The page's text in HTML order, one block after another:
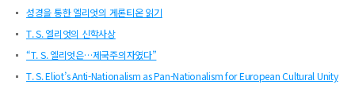
성경을 통한 엘리엇의 게론티온 읽기
T. S. 엘리엇의 신학사상
“T. S. 엘리엇은…제국주의자였다”
T. S. Eliot’s Anti-Nationalism as Pan-Nationalism for European Cultural Unity